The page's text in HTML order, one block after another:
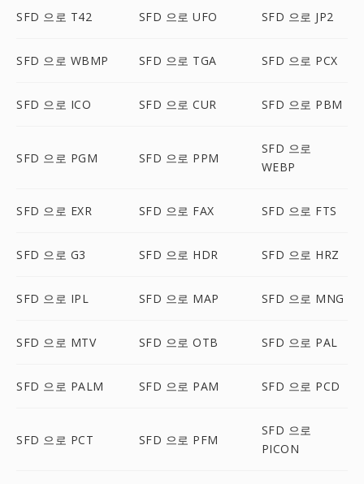
SFD 으로 T42 SFD 으로 UFO SFD 으로 JP2
SFD 으로 WBMP SFD 으로 TGA SFD 으로 PCX
SFD 으로 ICO SFD 으로 CUR SFD 으로 PBM
SFD 으로 PGM SFD 으로 PPM
SFD 으로
WEBP
SFD 으로 EXR SFD 으로 FAX SFD 으로 FTS
SFD 으로 G3 SFD 으로 HDR SFD 으로 HRZ
SFD 으로 IPL SFD 으로 MAP SFD 으로 MNG
SFD 으로 MTV SFD 으로 OTB SFD 으로 PAL
SFD 으로 PALM SFD 으로 PAM SFD 으로 PCD
SFD 으로 PCT SFD 으로 PFM
SFD 으로
PICON